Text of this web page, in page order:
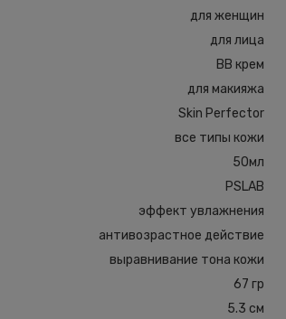
для женщин
для лица
BB крем
для макияжа
Skin Perfector
все типы кожи
50мл
PSLAB
эффект увлажнения
антивозрастное действие
выравнивание тона кожи
67 гр
5.3 см